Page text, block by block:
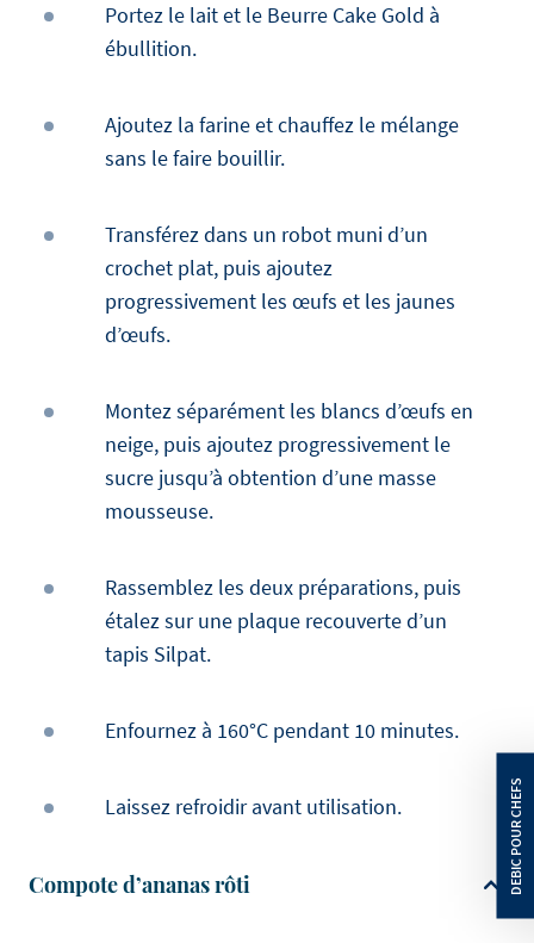
Portez le lait et le Beurre Cake Gold à
ébullition.
Ajoutez la farine et chauffez le mélange
sans le faire bouillir.
Transférez dans un robot muni d’un
crochet plat, puis ajoutez
progressivement les œufs et les jaunes
d’œufs.
Montez séparément les blancs d’œufs en
neige, puis ajoutez progressivement le
sucre jusqu’à obtention d’une masse
mousseuse.
Rassemblez les deux préparations, puis
étalez sur une plaque recouverte d’un
tapis Silpat.
Enfournez à 160°C pendant 10 minutes.
Laissez refroidir avant utilisation.
Compote d’ananas rôti